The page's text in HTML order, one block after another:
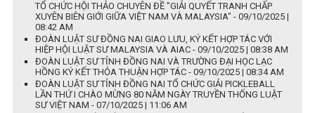
TỔ CHỨC HỘI THẢO CHUYÊN ĐỀ "GIẢI QUYẾT TRANH CHẤP
XUYÊN BIÊN GIỚI GIỮA VIỆT NAM VÀ MALAYSIA" - 09/10/2025 |
08:42 AM
ĐOÀN LUẬT SƯ ĐỒNG NAI GIAO LƯU, KÝ KẾT HỢP TÁC VỚI
HIỆP HỘI LUẬT SƯ MALAYSIA VÀ AIAC - 09/10/2025 | 08:38 AM
ĐOÀN LUẬT SƯ TỈNH ĐỒNG NAI VÀ TRƯỜNG ĐẠI HỌC LẠC
HỒNG KÝ KẾT THỎA THUẬN HỢP TÁC - 09/10/2025 | 08:34 AM
ĐOÀN LUẬT SƯ TỈNH ĐỒNG NAI TỔ CHỨC GIẢI PICKLEBALL
LẦN THỨ I CHÀO MỪNG 80 NĂM NGÀY TRUYỀN THỐNG LUẬT
SƯ VIỆT NAM - 07/10/2025 | 11:06 AM